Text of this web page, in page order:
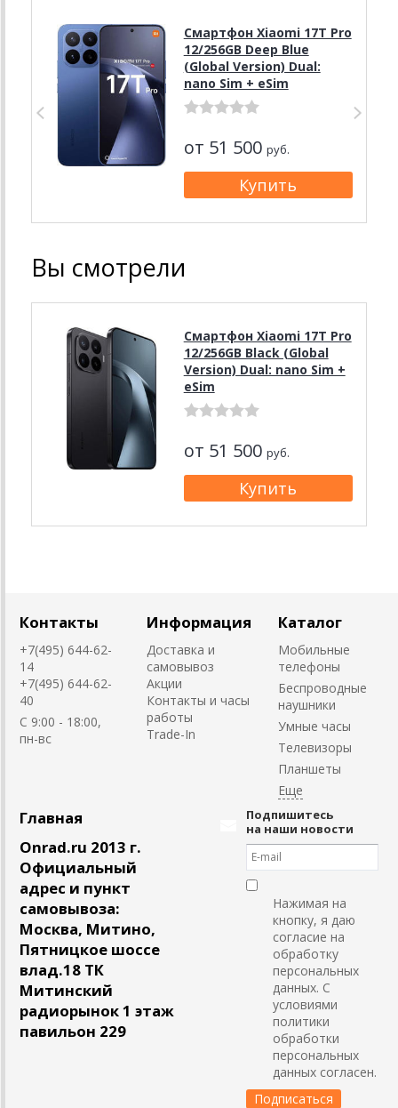
Смартфон Xiaomi 17T Pro
12/256GB Deep Blue
(Global Version) Dual:
nano Sim + eSim
от 51 500 руб.
Вы смотрели
Смартфон Xiaomi 17T Pro
12/256GB Black (Global
Version) Dual: nano Sim +
eSim
от 51 500 руб.
Контакты
+7(495) 644-62-
14
+7(495) 644-62-
40
C 9:00 - 18:00,
пн-вс
Информация
Доставка и
самовывоз
Акции
Контакты и часы
работы
Trade-In
Каталог
Мобильные
телефоны
Беспроводные
наушники
Умные часы
Телевизоры
Планшеты
Главная
Onrad.ru 2013 г.
Официальный
адрес и пункт
самовывоза:
Москва, Митино,
Пятницкое шоссе
влад.18 ТК
Митинский
радиорынок 1 этаж
павильон 229
Подпишитесь
на наши новости
Нажимая на
кнопку, я даю
согласие на
обработку
персональных
данных. С
условиями
политики
обработки
персональных
данных согласен.